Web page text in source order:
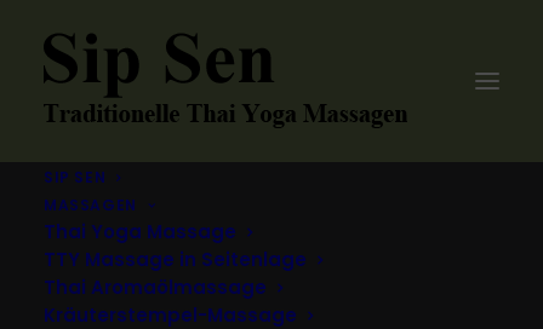
SIP SEN
MASSAGEN
Thai Yoga Massage
TTY Massage in Seitenlage
Thai Aromaölmassage
Kräuterstempel-Massage